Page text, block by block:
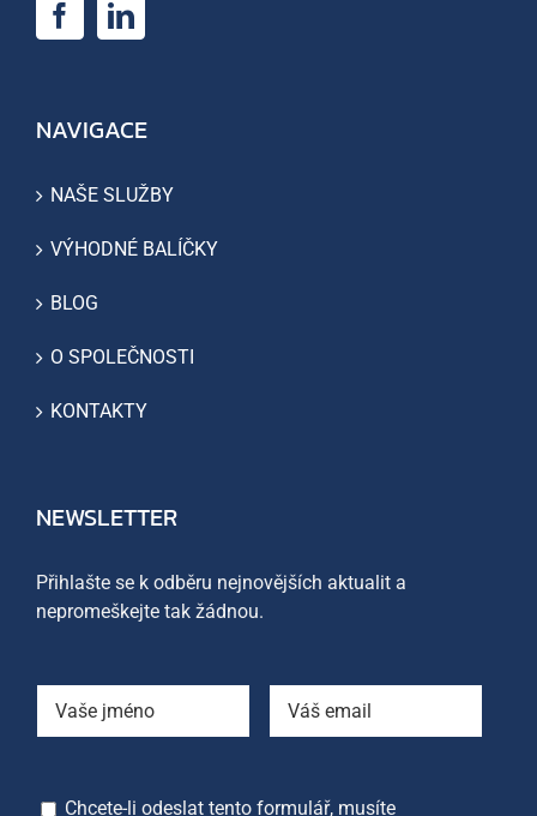
NAVIGACE
NAŠE SLUŽBY
VÝHODNÉ BALÍČKY
BLOG
O SPOLEČNOSTI
KONTAKTY
NEWSLETTER
Přihlašte se k odběru nejnovějších aktualit a
nepromeškejte tak žádnou.
Chcete-li odeslat tento formulář, musíte